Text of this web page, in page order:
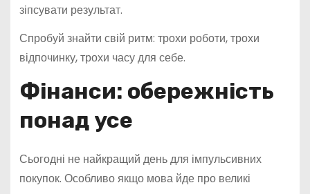
зіпсувати результат.
Спробуй знайти свій ритм: трохи роботи, трохи
відпочинку, трохи часу для себе.
Фінанси: обережність
понад усе
Сьогодні не найкращий день для імпульсивних
покупок. Особливо якщо мова йде про великі